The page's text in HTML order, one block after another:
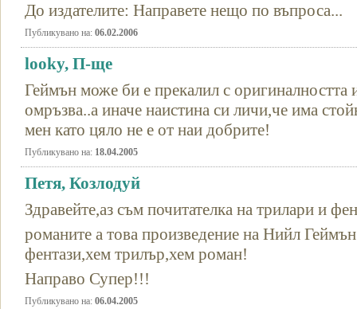
До издателите: Направете нещо по въпроса...
Публикувано на: 06.02.2006
looky, П-ще
Геймън може би е прекалил с оригиналността
омръзва..а иначе наистина си личи,че има
мен като цяло не е от наи добрите!
Публикувано на: 18.04.2005
Петя, Козлодуй
Здравейте,аз съм почитателка на трилари и
романите а това произведение на Нийл
фентази,хем трилър,хем роман!
Направо Супер!!!
Публикувано на: 06.04.2005